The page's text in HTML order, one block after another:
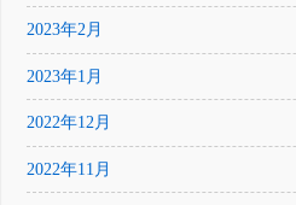
2023年2月
2023年1月
2022年12月
2022年11月